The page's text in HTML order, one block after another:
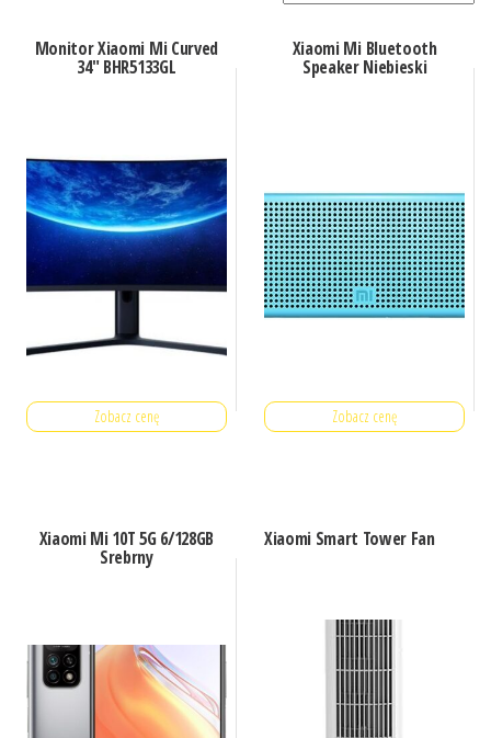
Monitor Xiaomi Mi Curved
34″ BHR5133GL
Zobacz cenę
Xiaomi Mi Bluetooth
Speaker Niebieski
Zobacz cenę
Xiaomi Mi 10T 5G 6/128GB
Srebrny
Xiaomi Smart Tower Fan